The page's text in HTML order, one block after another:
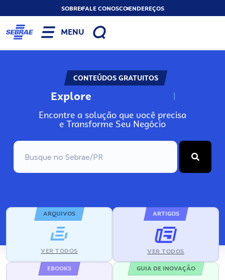
SOBREFALE CONOSCOENDEREÇOS
MENU
CONTEÚDOS GRATUITOS
Explore N
Encontre a solução que você precisa
e Transforme Seu Negócio
ARQUIVOS
VER TODOS
ARTIGOS
VER TODOS
EBOOKS GUIA DE INOVAÇÃO